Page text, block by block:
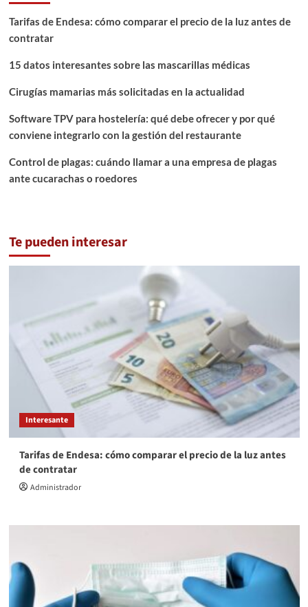
Tarifas de Endesa: cómo comparar el precio de la luz antes de
contratar
15 datos interesantes sobre las mascarillas médicas
Cirugías mamarias más solicitadas en la actualidad
Software TPV para hostelería: qué debe ofrecer y por qué
conviene integrarlo con la gestión del restaurante
Control de plagas: cuándo llamar a una empresa de plagas
ante cucarachas o roedores
Te pueden interesar
Interesante
Tarifas de Endesa: cómo comparar el precio de la luz antes
de contratar
Administrador